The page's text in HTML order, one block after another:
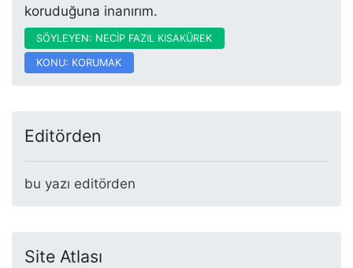
koruduğuna inanırım.
SÖYLEYEN: NECİP FAZIL KISAKÜREK
KONU: KORUMAK
Editörden
bu yazı editörden
Site Atlası